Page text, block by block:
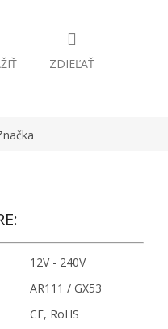
ZDIEĽAŤ
12V - 240V
AR111 / GX53
CE, RoHS